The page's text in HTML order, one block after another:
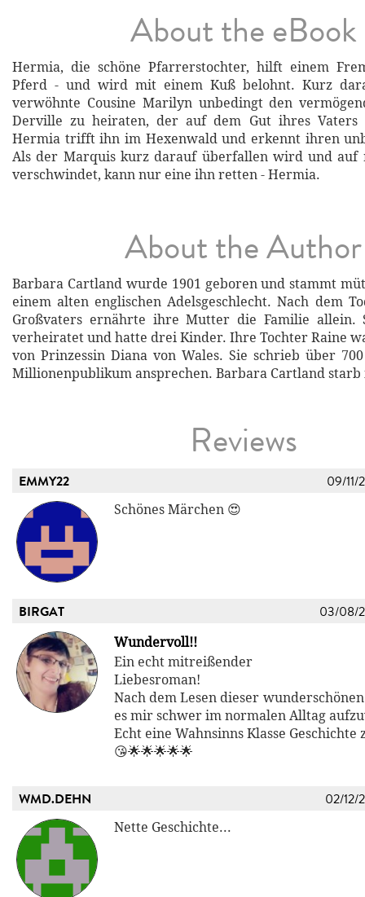
About the eBook
Hermia, die schöne Pfarrerstochter, hilft einem
Pferd - und wird mit einem Kuß belohnt. Kurz
verwöhnte Cousine Marilyn unbedingt den
Derville zu heiraten, der auf dem Gut ihres Vaters
Hermia trifft ihn im Hexenwald und erkennt ihren
Als der Marquis kurz darauf überfallen wird und auf
verschwindet, kann nur eine ihn retten - Hermia.
About the Author
Barbara Cartland wurde 1901 geboren und stammt
einem alten englischen Adelsgeschlecht. Nach dem
Großvaters ernährte ihre Mutter die Familie allein.
verheiratet und hatte drei Kinder. Ihre Tochter Raine
von Prinzessin Diana von Wales. Sie schrieb über
Millionenpublikum ansprechen. Barbara Cartland starb
Reviews
EMMY22 09/11/
Schönes Märchen 😍
BIRGAT 03/08/
Wundervoll!!
Ein echt mitreißender
Liebesroman!
Nach dem Lesen dieser
es mir schwer im normalen Alltag
Echt eine Wahnsinns Klasse Geschichte
😘🌟🌟🌟🌟🌟
WMD.DEHN 02/12/
Nette Geschichte...